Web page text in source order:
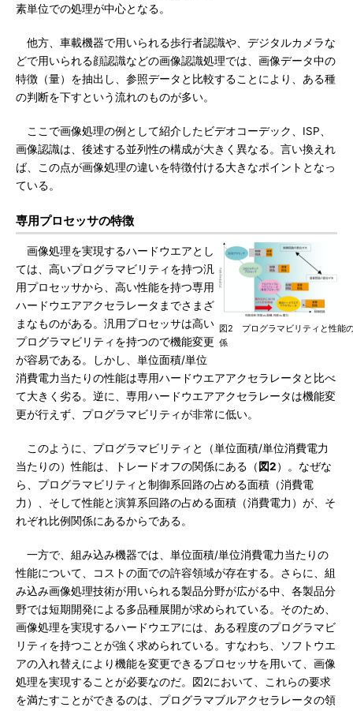
素単位での処理が中心となる。
他方、車載機器で用いられる歩行者認識や、デジタルカメラな
どで用いられる顔認識などの画像認識処理では、画像データ中の
特徴（量）を抽出し、参照データと比較することにより、ある種
の判断を下すという流れのものが多い。
ここで画像処理の例として紹介したビデオコーデック、ISP、
画像認識は、後述する並列性の構成が大きく異なる。言い換えれ
ば、この点が画像処理の違いを特徴付ける大きなポイントとなっ
ている。
専用プロセッサの特徴
図2 プログラマビリティと性能
係
画像処理を実現するハードウエアとし
ては、高いプログラマビリティを持つ汎
用プロセッサから、高い性能を持つ専用
ハードウエアアクセラレータまでさまざ
まなものがある。汎用プロセッサは高い
プログラマビリティを持つので機能変更
が容易である。しかし、単位面積/単位
消費電力当たりの性能は専用ハードウエアアクセラレータと比べ
て大きく劣る。逆に、専用ハードウエアアクセラレータは機能変
更が行えず、プログラマビリティが非常に低い。
このように、プログラマビリティと（単位面積/単位消費電力
当たりの）性能は、トレードオフの関係にある（ 図2）。なぜな
ら、プログラマビリティと制御系回路の占める面積（消費電
力）、そして性能と演算系回路の占める面積（消費電力）が、そ
れぞれ比例関係にあるからである。
一方で、組み込み機器では、単位面積/単位消費電力当たりの
性能について、コストの面での許容領域が存在する。さらに、組
み込み画像処理技術が用いられる製品分野が広がる中、各製品分
野では短期開発による多品種展開が求められている。そのため、
画像処理を実現するハードウエアには、ある程度のプログラマビ
リティを持つことが強く求められている。すなわち、ソフトウエ
アの入れ替えにより機能を変更できるプロセッサを用いて、画像
処理を実現することが必要なのだ。図2において、これらの要求
を満たすことができるのは、プログラマブルアクセラレータの領